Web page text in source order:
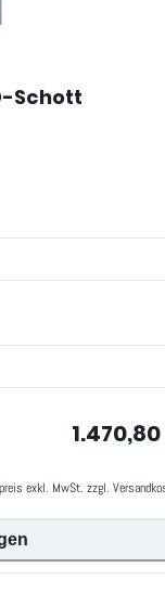
Schott
exkl. MwSt. zzgl.